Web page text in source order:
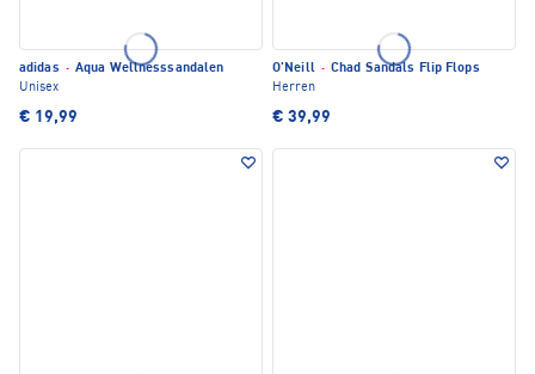
adidas · Aqua Wellnesssandalen
Unisex
€ 19,99
O'Neill · Chad Sandals Flip Flops
Herren
€ 39,99